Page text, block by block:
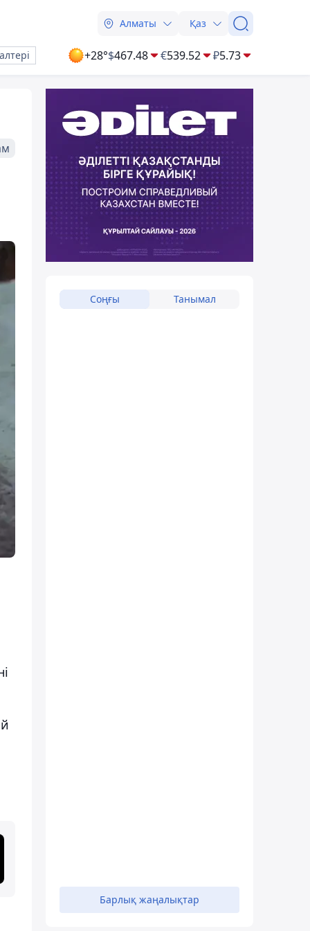
Алматы Қаз
+28°$467.48 €539.52 ₽5.73
Соңғы Танымал
Барлық жаңалықтар